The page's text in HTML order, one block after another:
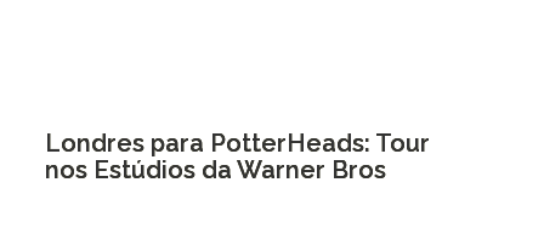
Londres para PotterHeads: Tour
nos Estúdios da Warner Bros